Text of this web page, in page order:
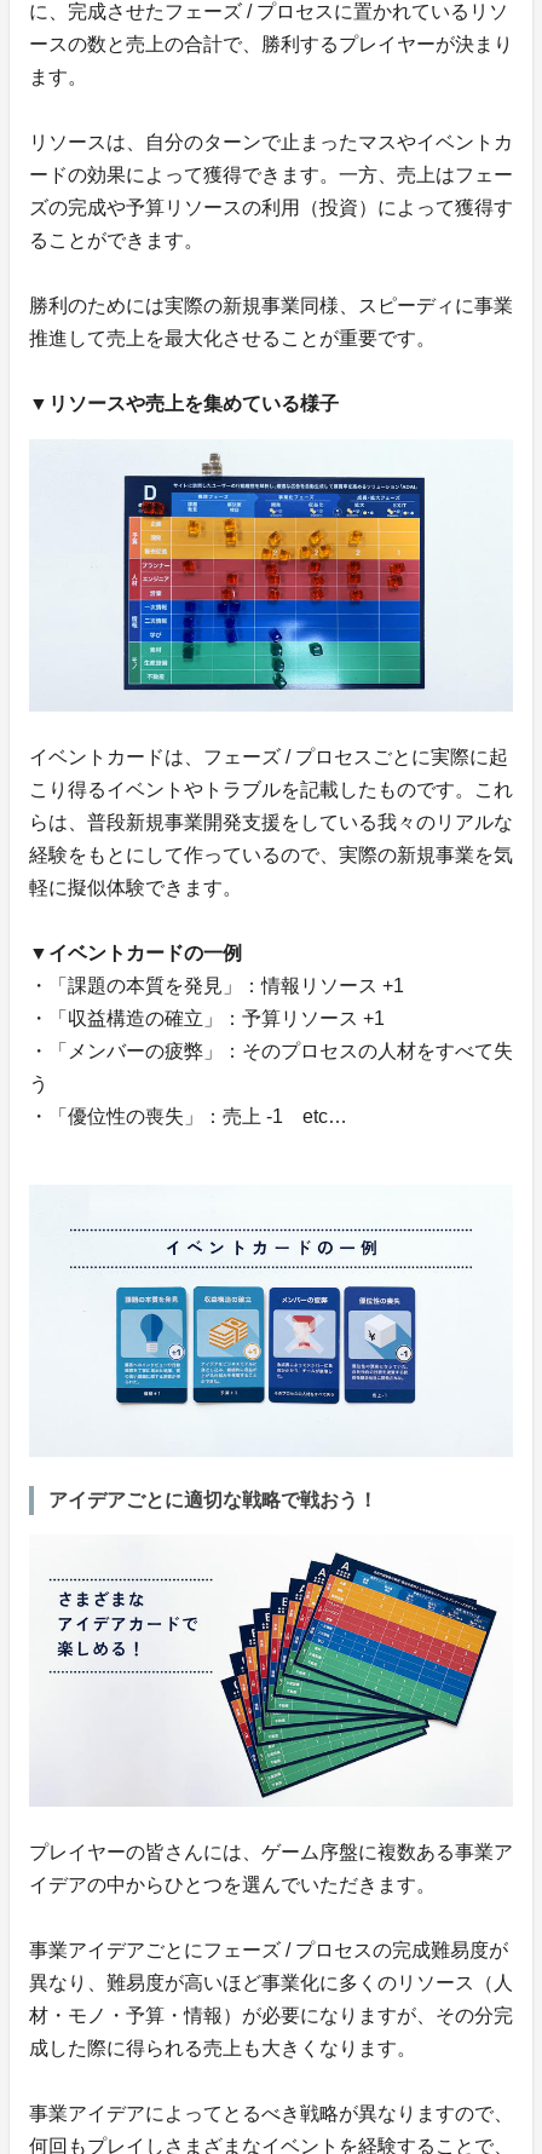
に、完成させたフェーズ / プロセスに置かれているリソ
ースの数と売上の合計で、勝利するプレイヤーが決まり
ます。
リソースは、自分のターンで止まったマスやイベントカ
ードの効果によって獲得できます。一方、売上はフェー
ズの完成や予算リソースの利用（投資）によって獲得す
ることができます。
勝利のためには実際の新規事業同様、スピーディに事業
推進して売上を最大化させることが重要です。
▼リソースや売上を集めている様子
イベントカードは、フェーズ / プロセスごとに実際に起
こり得るイベントやトラブルを記載したものです。これ
らは、普段新規事業開発支援をしている我々のリアルな
経験をもとにして作っているので、実際の新規事業を気
軽に擬似体験できます。
▼イベントカードの一例
・「課題の本質を発見」：情報リソース +1
・「収益構造の確立」：予算リソース +1
・「メンバーの疲弊」：そのプロセスの人材をすべて失
う
・「優位性の喪失」：売上 -1 etc…
アイデアごとに適切な戦略で戦おう！
プレイヤーの皆さんには、ゲーム序盤に複数ある事業ア
イデアの中からひとつを選んでいただきます。
事業アイデアごとにフェーズ / プロセスの完成難易度が
異なり、難易度が高いほど事業化に多くのリソース（人
材・モノ・予算・情報）が必要になりますが、その分完
成した際に得られる売上も大きくなります。
事業アイデアによってとるべき戦略が異なりますので、
何回もプレイしさまざまなイベントを経験することで、